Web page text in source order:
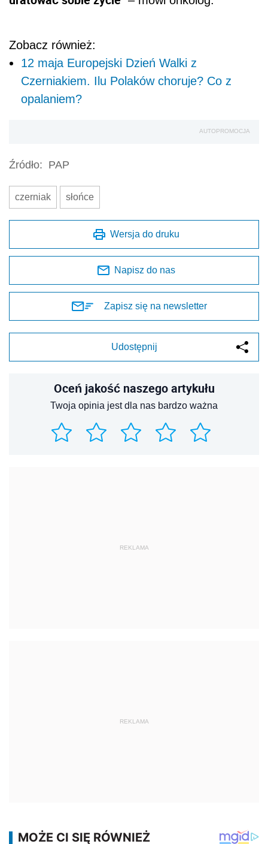
Zobacz również:
12 maja Europejski Dzień Walki z
Czerniakiem. Ilu Polaków choruje? Co z
opalaniem?
AUTOPROMOCJA
Źródło: PAP
czerniak słońce
Wersja do druku
Napisz do nas
Zapisz się na newsletter
Udostępnij
Oceń jakość naszego artykułu
Twoja opinia jest dla nas bardzo ważna
REKLAMA
REKLAMA